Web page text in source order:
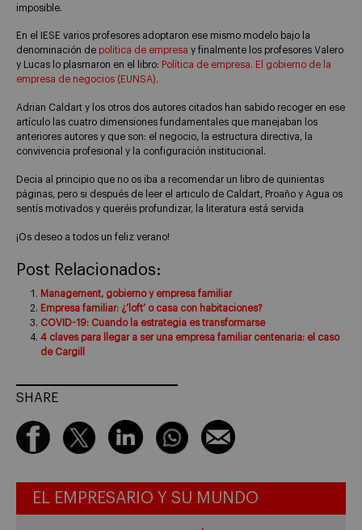
imposible.
En el IESE varios profesores adoptaron ese mismo modelo bajo la
denominación de política de empresa y finalmente los profesores Valero
y Lucas lo plasmaron en el libro: Política de empresa. El gobierno de la
empresa de negocios (EUNSA).
Adrian Caldart y los otros dos autores citados han sabido recoger en ese
artículo las cuatro dimensiones fundamentales que manejaban los
anteriores autores y que son: el negocio, la estructura directiva, la
convivencia profesional y la configuración institucional.
Decia al principio que no os iba a recomendar un libro de quinientas
páginas, pero si después de leer el articulo de Caldart, Proaño y Agua os
sentís motivados y queréis profundizar, la literatura está servida
¡Os deseo a todos un feliz verano!
Post Relacionados:
Management, gobierno y empresa familiar
Empresa familiar: ¿’loft’ o casa con habitaciones?
COVID-19: Cuando la estrategia es transformarse
4 claves para llegar a ser una empresa familiar centenaria: el caso
de Cargill
SHARE
EL EMPRESARIO Y SU MUNDO